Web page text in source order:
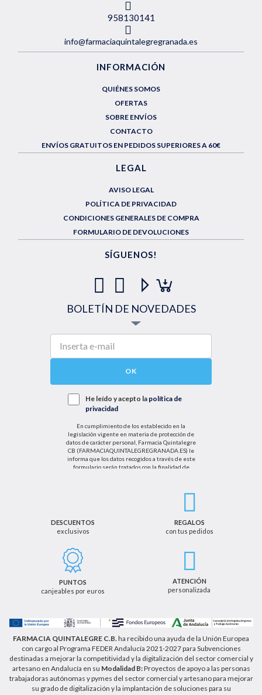
958130141
info@farmaciaquintalegregranada.es
INFORMACIÓN
QUIÉNES SOMOS
OFERTAS
SOBRE ENVÍOS
CONTACTO
ENVÍOS GRATUITOS EN PEDIDOS SUPERIORES A 60€
LEGAL
AVISO LEGAL
POLÍTICA DE PRIVACIDAD
CONDICIONES GENERALES DE COMPRA
FORMULARIO DE DEVOLUCIONES
SÍGUENOS!
BOLETÍN DE NOVEDADES
OK
He leído y acepto la política de
privacidad
En cumplimiento de los establecido en la
legislación vigente en materia de protección de
datos de carácter personal, Farmacia Quintalegre
CB (FARMACIAQUINTALEGREGRANADA.ES) le
informa que los datos recogidos a través de este
formulario serán tratados con la finalidad de
el tratamiento de sus datos personales se basará
cancelación u oposición, así como los derechos
adicionales que le asisten a través de la dirección
de email info@farmaciaquintalegregranada.es, así
como a través de los medios detallados en la
información adicional sobre nuestra política de
privacidad que puede consultar en la dirección web
DESCUENTOS
exclusivos
REGALOS
con tus pedidos
PUNTOS
canjeables por euros
ATENCIÓN
personalizada
FARMACIA QUINTALEGRE C.B.ha recibido una ayuda de la Unión Europea
con cargo al Programa FEDER Andalucía 2021-2027 para Subvenciones
destinadas a mejorar la competitividad y la digitalización del sector comercial y
artesano en Andalucía en su Modalidad B:Proyectos de apoyo a las personas
trabajadoras autónomas y pymes del sector comercial y artesano para mejorar
su grado de digitalización y la implantación de soluciones para su